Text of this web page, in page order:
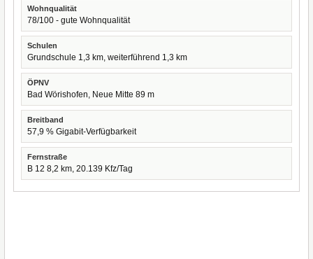
Wohnqualität
78/100 - gute Wohnqualität
Schulen
Grundschule 1,3 km, weiterführend 1,3 km
ÖPNV
Bad Wörishofen, Neue Mitte 89 m
Breitband
57,9 % Gigabit-Verfügbarkeit
Fernstraße
B 12 8,2 km, 20.139 Kfz/Tag